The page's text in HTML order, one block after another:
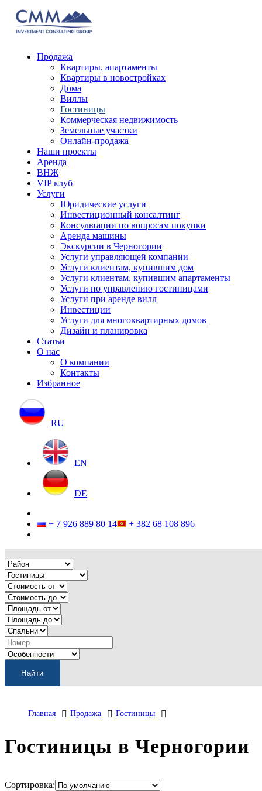
Продажа
Квартиры, апартаменты
Квартиры в новостройках
Дома
Виллы
Гостиницы
Коммерческая недвижимость
Земельные участки
Онлайн-продажа
Наши проекты
Аренда
ВНЖ
VIP клуб
Услуги
Юридические услуги
Инвестиционный консалтинг
Консультации по вопросам покупки
Аренда машины
Экскурсии в Черногории
Услуги управляющей компании
Услуги клиентам, купившим дом
Услуги клиентам, купившим апартаменты
Услуги по управлению гостиницами
Услуги при аренде вилл
Инвестиции
Услуги для многоквартирных домов
Дизайн и планировка
Статьи
О нас
О компании
Контакты
Избранное
RU
EN
DE
+ 7 926 889 80 14 + 382 68 108 896
Главная Продажа Гостиницы
Гостиницы в Черногории
Сортировка: